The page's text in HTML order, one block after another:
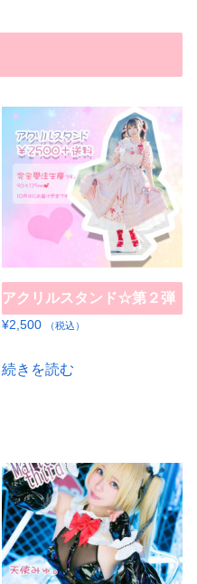
アクリルスタンド☆第２弾
¥2,500 （税込）
続きを読む